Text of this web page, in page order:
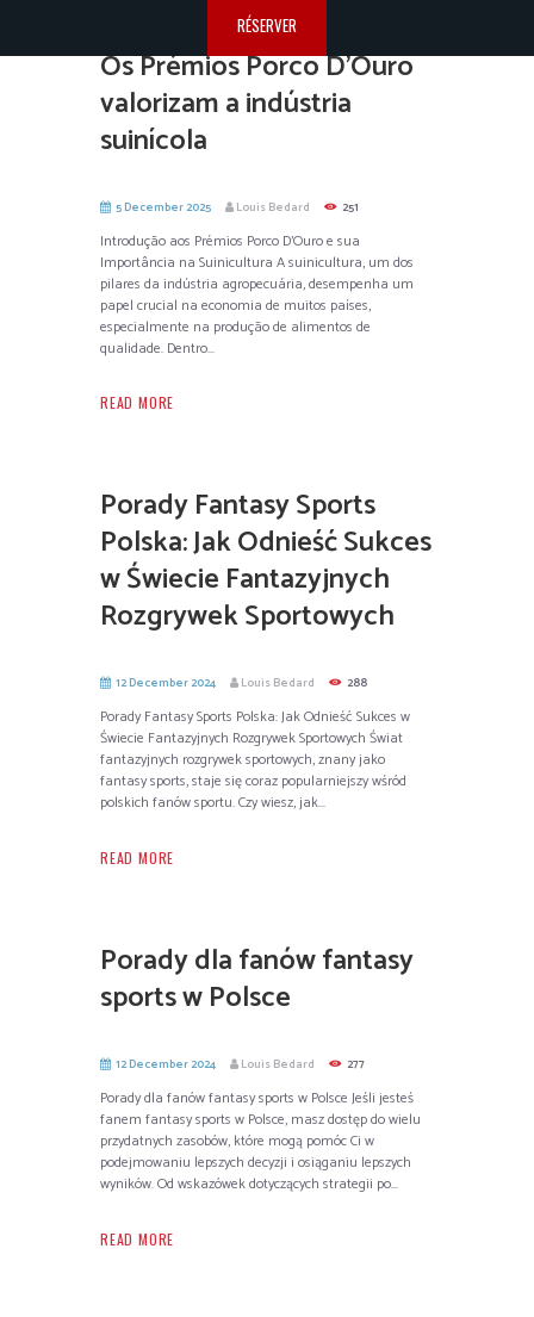
RÉSERVER
Os Prémios Porco D’Ouro
valorizam a indústria
suinícola
5 December 2025 Louis Bedard 251
Introdução aos Prémios Porco D’Ouro e sua
Importância na Suinicultura A suinicultura, um dos
pilares da indústria agropecuária, desempenha um
papel crucial na economia de muitos países,
especialmente na produção de alimentos de
qualidade. Dentro...
READ MORE
Porady Fantasy Sports
Polska: Jak Odnieść Sukces
w Świecie Fantazyjnych
Rozgrywek Sportowych
12 December 2024 Louis Bedard 288
Porady Fantasy Sports Polska: Jak Odnieść Sukces w
Świecie Fantazyjnych Rozgrywek Sportowych Świat
fantazyjnych rozgrywek sportowych, znany jako
fantasy sports, staje się coraz popularniejszy wśród
polskich fanów sportu. Czy wiesz, jak...
READ MORE
Porady dla fanów fantasy
sports w Polsce
12 December 2024 Louis Bedard 277
Porady dla fanów fantasy sports w Polsce Jeśli jesteś
fanem fantasy sports w Polsce, masz dostęp do wielu
przydatnych zasobów, które mogą pomóc Ci w
podejmowaniu lepszych decyzji i osiąganiu lepszych
wyników. Od wskazówek dotyczących strategii po...
READ MORE